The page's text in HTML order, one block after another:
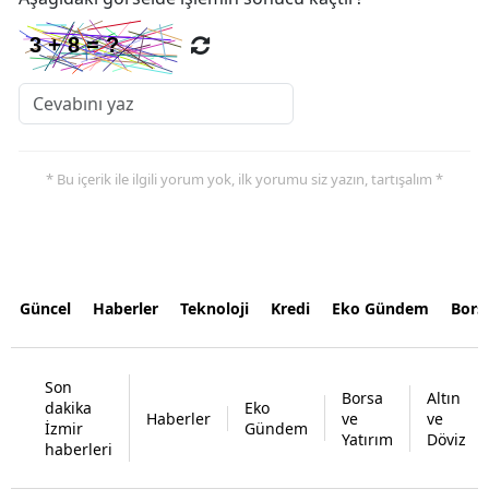
* Bu içerik ile ilgili yorum yok, ilk yorumu siz yazın, tartışalım *
Güncel Haberler Teknoloji Kredi Eko Gündem
Son
dakika
İzmir
haberleri
Haberler
Eko
Gündem
Borsa
ve
Yatırım
Altın
ve
Döviz